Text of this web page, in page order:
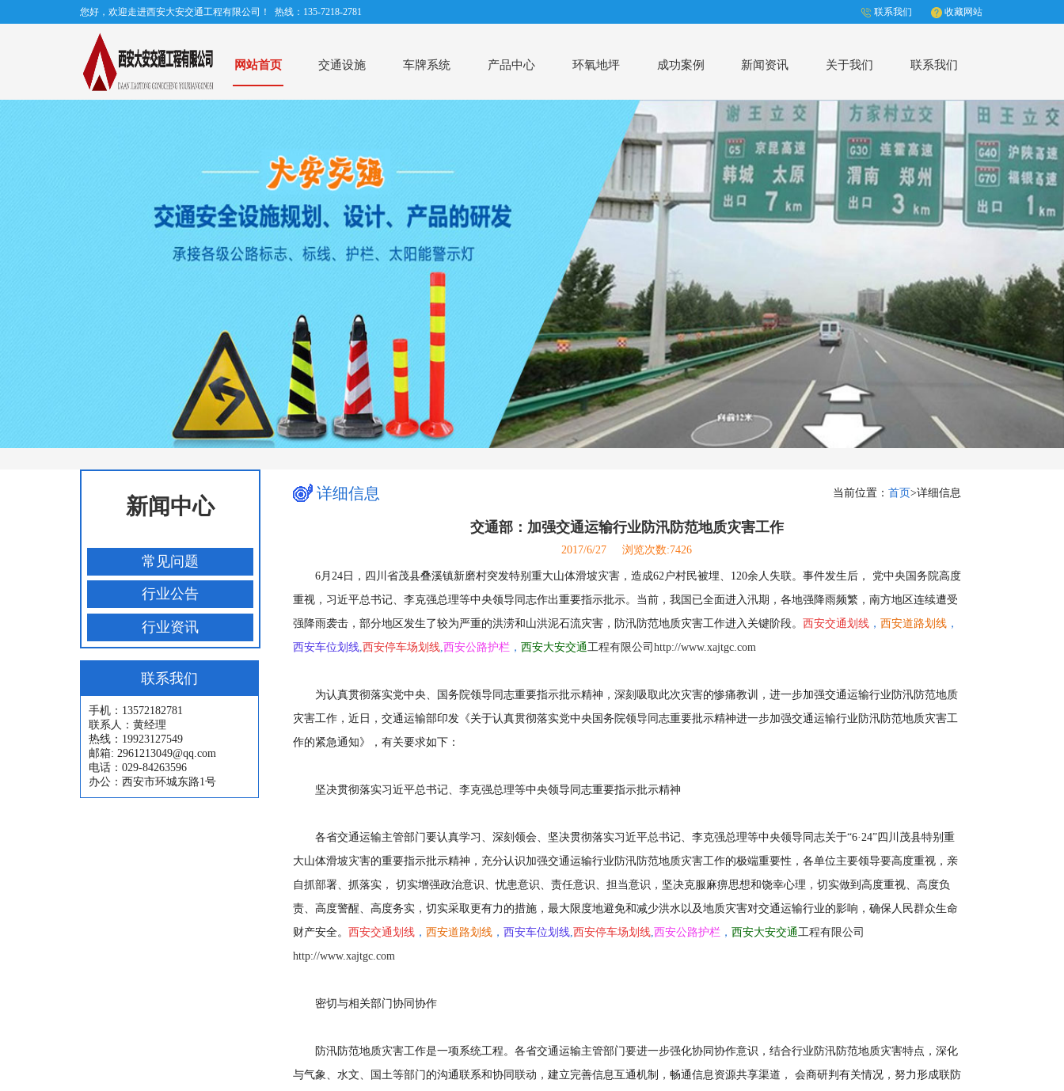
您好，欢迎走进西安大安交通工程有限公司！ 热线：135-7218-2781 收藏网站
联系我们
网站首页 交通设施 车牌系统 产品中心 环氧地坪 成功案例 新闻资讯 关于我们 联系我们
新闻中心
常见问题
行业公告
行业资讯
联系我们
手机：13572182781
联系人：黄经理
热线：19923127549
邮箱: 2961213049@qq.com
电话：029-84263596
办公：西安市环城东路1号
详细信息 当前位置：首页>详细信息
交通部：加强交通运输行业防汛防范地质灾害工作
2017/6/27 浏览次数:7426
6月24日，四川省茂县叠溪镇新磨村突发特别重大山体滑坡灾害，造成62户村民被埋、120余人失联。事件发生后， 党中央国务院高度
重视，习近平总书记、李克强总理等中央领导同志作出重要指示批示。当前，我国已全面进入汛期，各地强降雨频繁，南方地区连续遭受
强降雨袭击，部分地区发生了较为严重的洪涝和山洪泥石流灾害，防汛防范地质灾害工作进入关键阶段。 西安交通划线， 西安道路划线，
西安车位划线, 西安停车场划线, 西安公路护栏， 西安大安交通 工程有限公司http://www.xajtgc.com
为认真贯彻落实党中央、国务院领导同志重要指示批示精神，深刻吸取此次灾害的惨痛教训，进一步加强交通运输行业防汛防范地质
灾害工作，近日，交通运输部印发《关于认真贯彻落实党中央国务院领导同志重要批示精神进一步加强交通运输行业防汛防范地质灾害工
作的紧急通知》，有关要求如下：
坚决贯彻落实习近平总书记、李克强总理等中央领导同志重要指示批示精神
各省交通运输主管部门要认真学习、深刻领会、坚决贯彻落实习近平总书记、李克强总理等中央领导同志关于“6·24”四川茂县特别重
大山体滑坡灾害的重要指示批示精神，充分认识加强交通运输行业防汛防范地质灾害工作的极端重要性，各单位主要领导要高度重视，亲
自抓部署、抓落实， 切实增强政治意识、忧患意识、责任意识、担当意识，坚决克服麻痹思想和饶幸心理，切实做到高度重视、高度负
责、高度警醒、高度务实，切实采取更有力的措施，最大限度地避免和减少洪水以及地质灾害对交通运输行业的影响，确保人民群众生命
财产安全。 西安交通划线， 西安道路划线， 西安车位划线, 西安停车场划线, 西安公路护栏， 西安大安交通 工程有限公司
http://www.xajtgc.com
密切与相关部门协同协作
防汛防范地质灾害工作是一项系统工程。各省交通运输主管部门要进一步强化协同协作意识，结合行业防汛防范地质灾害特点，深化
与气象、水文、国土等部门的沟通联系和协同联动，建立完善信息互通机制，畅通信息资源共享渠道， 会商研判有关情况，努力形成联防